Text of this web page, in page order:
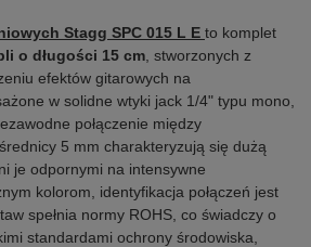
Stagg SPC 015 L E to komplet
o długości 15 cm , stworzonych z
efektów gitarowych na
w solidne wtyki jack 1/4" typu mono,
połączenie między
5 mm charakteryzują się dużą
je odpornymi na intensywne
kolorom, identyfikacja połączeń jest
spełnia normy ROHS, co świadczy o
standardami ochrony środowiska,